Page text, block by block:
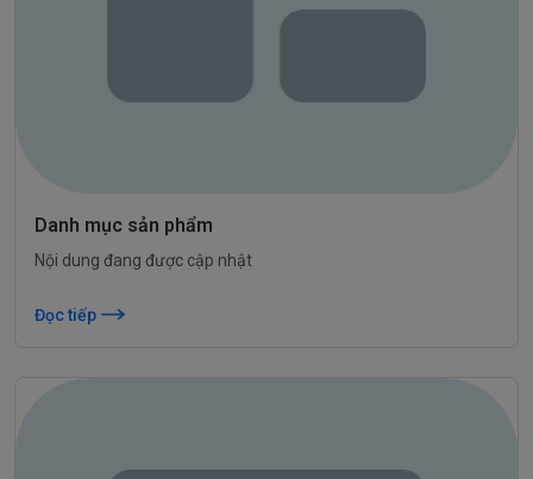
Danh mục sản phẩm
Nội dung đang được cập nhật
Đọc tiếp